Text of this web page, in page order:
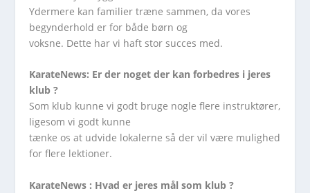
Ydermere kan familier træne sammen, da vores
begynderhold er for både børn og
voksne. Dette har vi haft stor succes med.
KarateNews: Er der noget der kan forbedres i jeres
klub ?
Som klub kunne vi godt bruge nogle flere instruktører,
ligesom vi godt kunne
tænke os at udvide lokalerne så der vil være mulighed
for flere lektioner.
KarateNews : Hvad er jeres mål som klub ?